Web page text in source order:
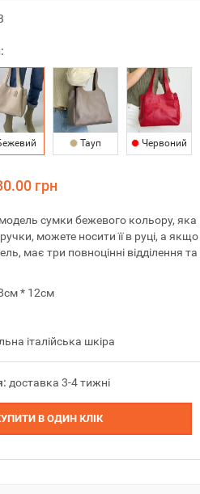
Тауп Червоний
грн
сумки бежевого кольору,
можете носити її в руці, а якщо
має три повноцінні відділення
* 12см
італійська шкіра
доставка 3-4 тижні
В ОДИН КЛІК